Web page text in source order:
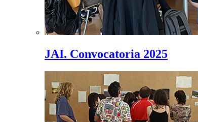
JAI. Convocatoria 2025